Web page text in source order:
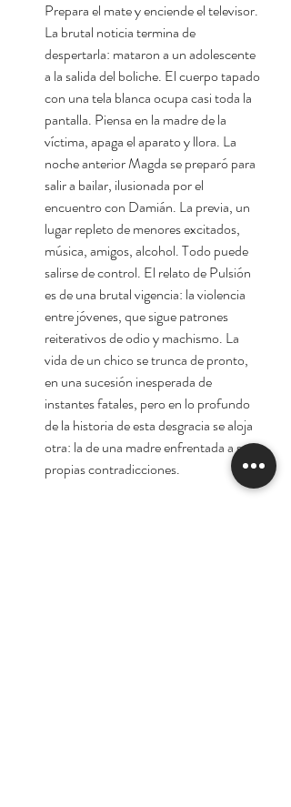
Prepara el mate y enciende el televisor.
La brutal noticia termina de
despertarla: mataron a un adolescente
a la salida del boliche. El cuerpo tapado
con una tela blanca ocupa casi toda la
pantalla. Piensa en la madre de la
víctima, apaga el aparato y llora. La
noche anterior Magda se preparó para
salir a bailar, ilusionada por el
encuentro con Damián. La previa, un
lugar repleto de menores excitados,
música, amigos, alcohol. Todo puede
salirse de control. El relato de Pulsión
es de una brutal vigencia: la violencia
entre jóvenes, que sigue patrones
reiterativos de odio y machismo. La
vida de un chico se trunca de pronto,
en una sucesión inesperada de
instantes fatales, pero en lo profundo
de la historia de esta desgracia se aloja
otra: la de una madre enfrentada a sus
propias contradicciones.